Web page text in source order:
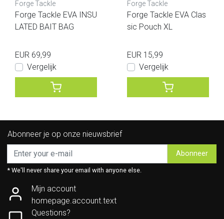
Forge Tackle
Forge Tackle EVA INSU
LATED BAIT BAG
EUR 69,99
Vergelijk
Forge Tackle
Forge Tackle EVA Clas
sic Pouch XL
EUR 15,99
Vergelijk
Abonneer je op onze nieuwsbrief
Abonneer
* We'll never share your email with anyone else.
Mijn account
homepage.account.text
Questions?